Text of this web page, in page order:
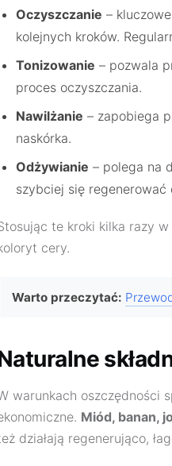
Oczyszczanie –
kolejnych kroków.
Tonizowanie – pozwala
proces oczyszczania.
Nawilżanie – zapobiega
naskórka.
Odżywianie – polega na
szybciej się
te kroki kilka razy
cery.
Warto przeczytać:
warunkach oszczędności
Miód, banan,
działają regenerująco,